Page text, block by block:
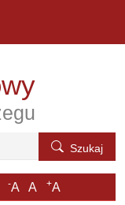
Szukaj
-A A +A